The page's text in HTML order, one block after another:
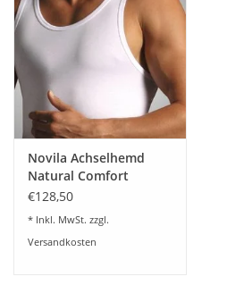
Novila Achselhemd
Natural Comfort
8036/00 (3-er Set)
€128,50
* Inkl. MwSt. zzgl.
Versandkosten